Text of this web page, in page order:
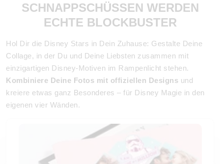
SCHNAPPSCHÜSSEN WERDEN
ECHTE BLOCKBUSTER
Hol Dir die Disney Stars in Dein Zuhause: Gestalte Deine
Collage, in der Du und Deine Liebsten zusammen mit
einzigartigen Disney-Motiven im Rampenlicht stehen.
Kombiniere Deine Fotos mit offiziellen Designs und
kreiere etwas ganz Besonderes – für Disney Magie in den
eigenen vier Wänden.